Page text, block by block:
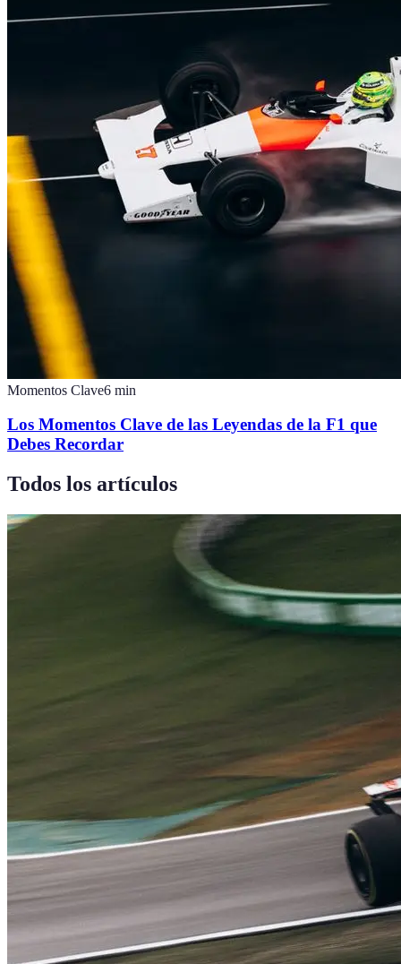
Momentos Clave6 min
Los Momentos Clave de las Leyendas de la F1 que
Debes Recordar
Todos los artículos